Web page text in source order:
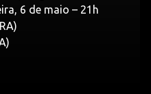
6 de maio – 21h